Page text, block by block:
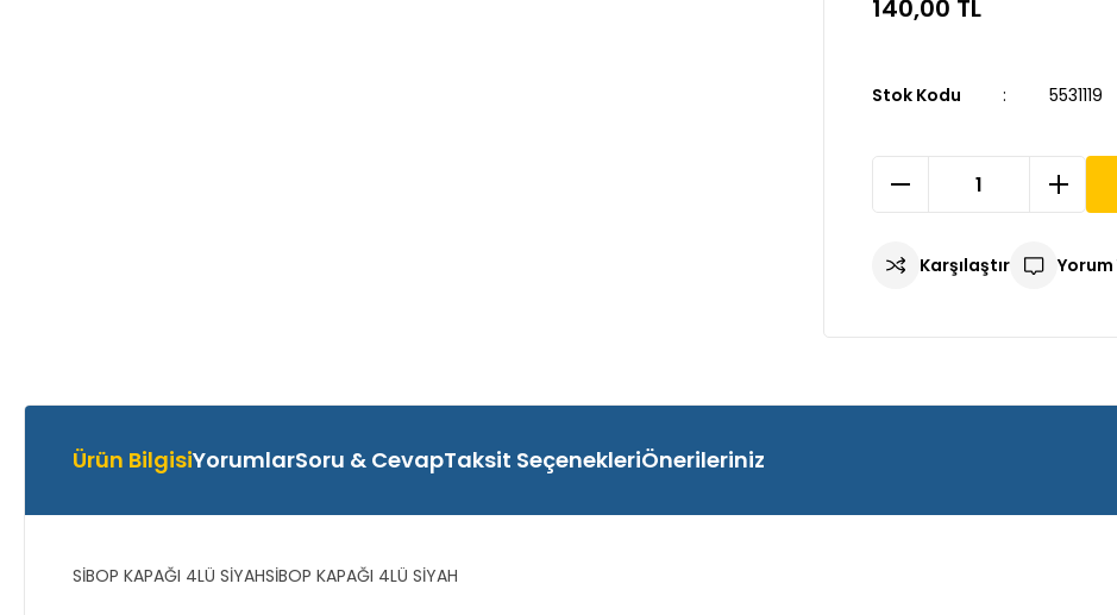
140,00 TL
Stok Kodu 5531119
Karşılaştır Yorum
Ürün BilgisiYorumlarSoru & CevapTaksit SeçenekleriÖnerileriniz
SİBOP KAPAĞI 4LÜ SİYAHSİBOP KAPAĞI 4LÜ SİYAH